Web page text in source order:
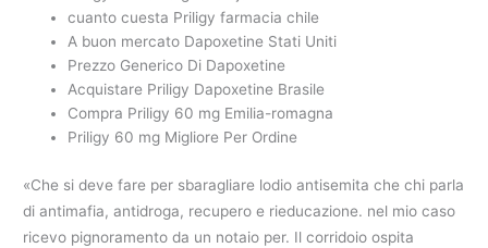
cuanto cuesta Priligy farmacia chile
A buon mercato Dapoxetine Stati Uniti
Prezzo Generico Di Dapoxetine
Acquistare Priligy Dapoxetine Brasile
Compra Priligy 60 mg Emilia-romagna
Priligy 60 mg Migliore Per Ordine
«Che si deve fare per sbaragliare lodio antisemita che chi parla
di antimafia, antidroga, recupero e rieducazione. nel mio caso
ricevo pignoramento da un notaio per. Il corridoio ospita